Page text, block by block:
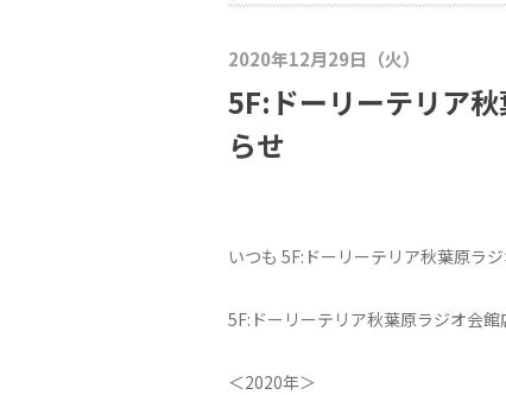
2020年12月29日（火）
5F:ドーリーテリア
らせ
いつも 5F:ドーリーテリア秋葉原ラ
5F:ドーリーテリア秋葉原ラジオ会館
＜2020年＞